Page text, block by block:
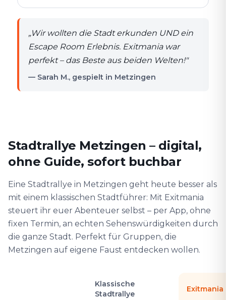
„Wir wollten die Stadt erkunden UND ein
Escape Room Erlebnis. Exitmania war
perfekt – das Beste aus beiden Welten!"
— Sarah M., gespielt in Metzingen
Stadtrallye Metzingen – digital,
ohne Guide, sofort buchbar
Eine Stadtrallye in Metzingen geht heute besser als
mit einem klassischen Stadtführer: Mit Exitmania
steuert ihr euer Abenteuer selbst – per App, ohne
fixen Termin, an echten Sehenswürdigkeiten durch
die ganze Stadt. Perfekt für Gruppen, die
Metzingen auf eigene Faust entdecken wollen.
Klassische
Stadtrallye
Exitmania